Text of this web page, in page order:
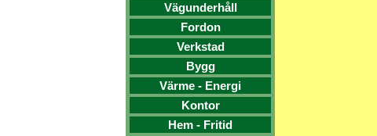
Vägunderhåll
Fordon
Verkstad
Bygg
Värme - Energi
Kontor
Hem - Fritid